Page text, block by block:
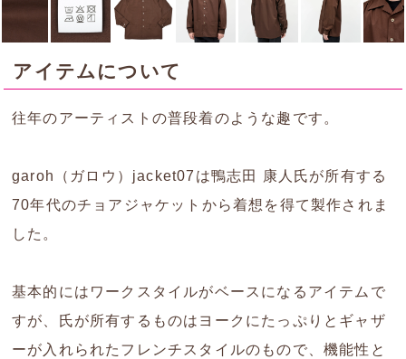
アイテムについて
往年のアーティストの普段着のような趣です。
garoh（ガロウ）jacket07は鴨志田 康人氏が所有する
70年代のチョアジャケットから着想を得て製作されま
した。
基本的にはワークスタイルがベースになるアイテムで
すが、氏が所有するものはヨークにたっぷりとギャザ
ーが入れられたフレンチスタイルのもので、機能性と